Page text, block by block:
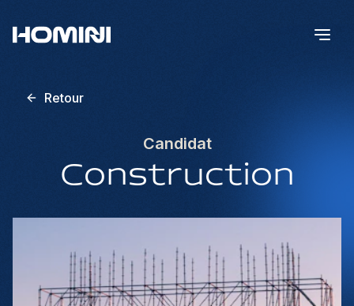
Retour
Candidat
Construction